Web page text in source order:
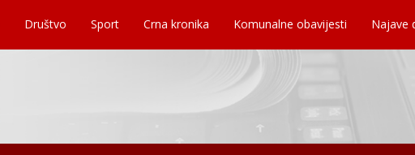
Društvo Sport Crna kronika Komunalne obavijesti Najave